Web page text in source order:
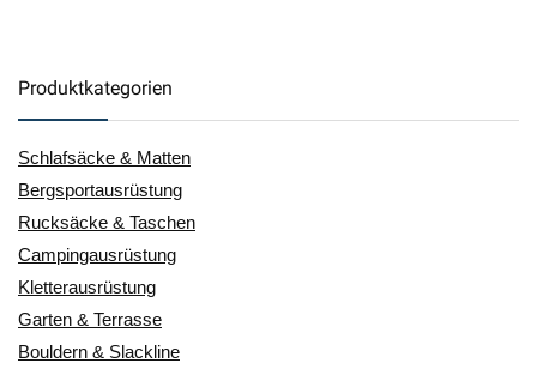
Produktkategorien
Schlafsäcke & Matten
Bergsportausrüstung
Rucksäcke & Taschen
Campingausrüstung
Kletterausrüstung
Garten & Terrasse
Bouldern & Slackline